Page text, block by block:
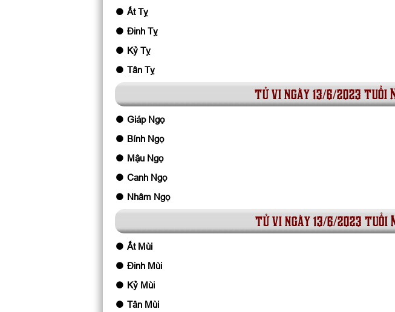
Ất Tỵ
Đinh Tỵ
Kỷ Tỵ
Tân Tỵ
tử vi ngày 13/6/2023 tuổi
Giáp Ngọ
Bính Ngọ
Mậu Ngọ
Canh Ngọ
Nhâm Ngọ
tử vi ngày 13/6/2023 tuổi
Ất Mùi
Đinh Mùi
Kỷ Mùi
Tân Mùi